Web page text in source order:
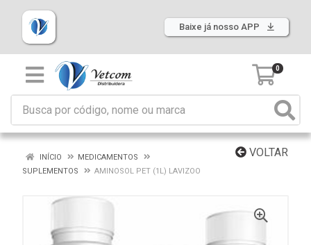
Baixe já nosso APP
0
VOLTAR
INÍCIO
MEDICAMENTOS
SUPLEMENTOS
AMINOSOL PET (1L) LAVIZOO